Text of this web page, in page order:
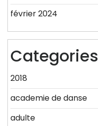
février 2024
Categories
2018
academie de danse
adulte